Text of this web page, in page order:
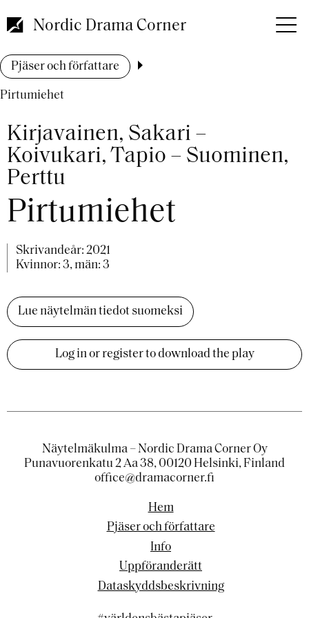
till
huvudinnehåll
Nordic Drama Corner
Länkstig
Pjäser och författare
Pirtumiehet
Kirjavainen, Sakari –
Koivukari, Tapio – Suominen,
Perttu
Pirtumiehet
Skrivandeår: 2021
Kvinnor: 3, män: 3
Lue näytelmän tiedot suomeksi
Log in or register to download the play
Näytelmäkulma – Nordic Drama Corner Oy
Punavuorenkatu 2 Aa 38, 00120 Helsinki, Finland
office@dramacorner.fi
Hem
Pjäser och författare
Info
Uppföranderätt
Dataskyddsbeskrivning